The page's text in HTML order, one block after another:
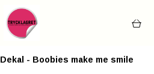
Dekal - Boobies make me smile